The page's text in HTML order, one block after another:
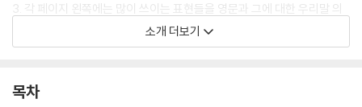
3. 각 페이지 왼쪽에는 많이 쓰이는 표현들을 영문과 그에 대한 우리말 의
미, 그리고 경우에 따라서는 추가 정보를 넣었다.
이 쓰이는 영어예문을 2개씩 제공하고 있다.
소개 더보기
목차